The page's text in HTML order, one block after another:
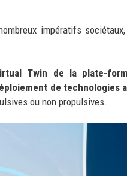
impératifs
Twin de la plate-
de technologies
ou non propulsives.